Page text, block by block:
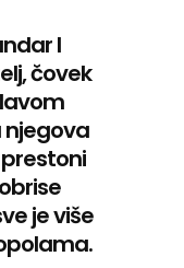
I
čovek
njegova
je više